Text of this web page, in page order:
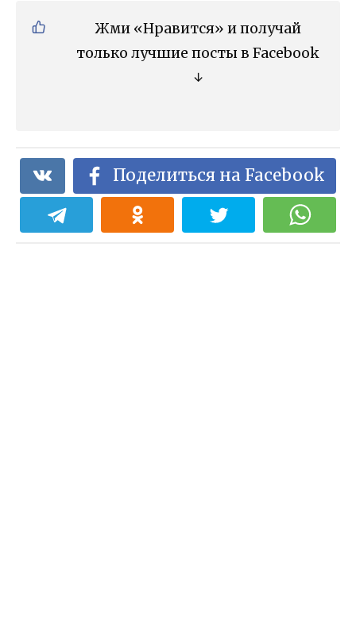
Жми «Нравится» и получай
только лучшие посты в Facebook
↓
Поделиться на Facebook